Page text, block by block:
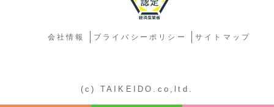
会社情報 プライバシーポリシー サイトマップ
(c) TAIKEIDO.co,ltd.